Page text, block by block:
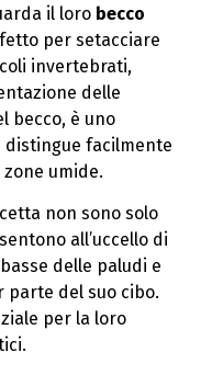
il loro becco
per setacciare
invertebrati,
delle
becco, è uno
facilmente
umide.
non sono solo
all’uccello di
delle paludi e
parte del suo cibo.
per la loro